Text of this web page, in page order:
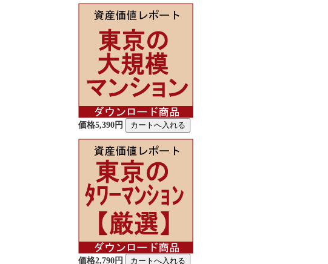
価格5,390円
価格2,790円